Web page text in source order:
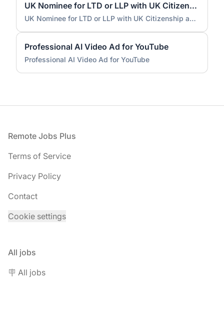
UK Nominee for LTD or LLP with UK Citizenship and UK Address
UK Nominee for LTD or LLP with UK Citizenship and UK Address
Professional AI Video Ad for YouTube
Professional AI Video Ad for YouTube
Footer
Remote Jobs Plus
Terms of Service
Privacy Policy
Contact
Cookie settings
All jobs
🪧 All jobs